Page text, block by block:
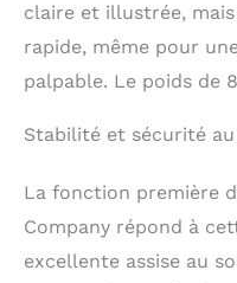
claire et illustrée, mais
rapide, même pour
palpable. Le poids de
Stabilité et sécurité
La fonction première
Company répond à
excellente assise au